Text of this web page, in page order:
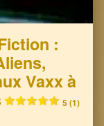
:
Vaxx à
5 (1)